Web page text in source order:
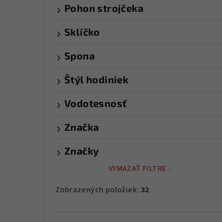
Značky
Pohon strojčeka
Sklíčko
Spona
Štýl hodiniek
Vodotesnosť
Značka
VYMAZAŤ FILTRE
Zobrazených položiek: 32